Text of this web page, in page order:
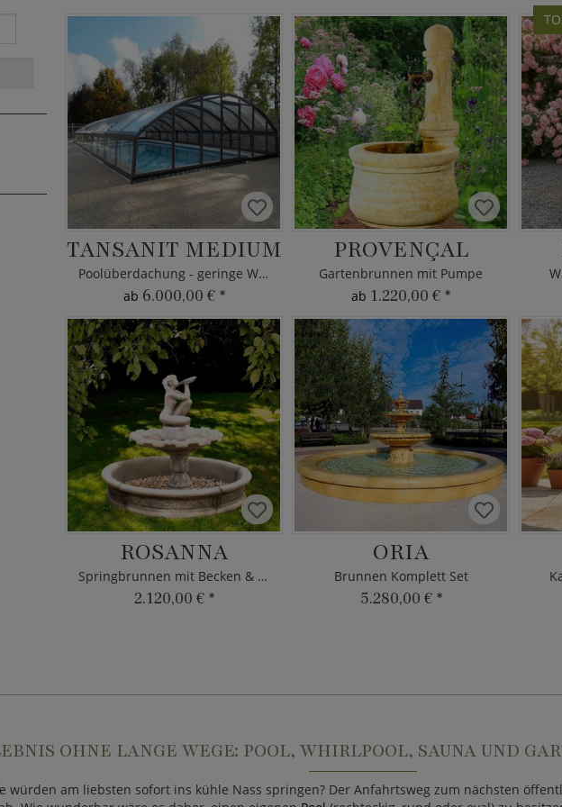
TANSANIT MEDIUM
Poolüberdachung - geringe Wölbung
ab 6.000,00 € *
PROVENÇAL
Gartenbrunnen mit Pumpe
ab 1.220,00 € *
ROSANNA
Springbrunnen mit Becken & Pumpe
2.120,00 € *
ORIA
Brunnen Komplett Set
5.280,00 € *
OHNE LANGE WEGE: POOL, WHIRLPOOL, SAUNA UND
würden am liebsten sofort ins kühle Nass springen? Der Anfahrtsweg zum nächsten